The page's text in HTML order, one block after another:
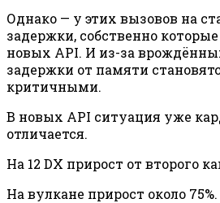
Однако — у этих вызовов на
задержки, собственно
новых API. И из-за
задержки от памяти
критичными.
В новых API ситуация уже
отличается.
На 12 DX прирост от второго
На вулкане прирост около 75%.